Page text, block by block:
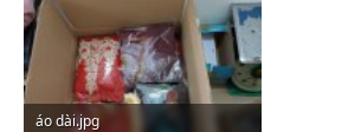
áo dài.jpg